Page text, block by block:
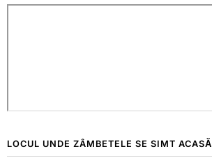
LOCUL UNDE ZÂMBETELE SE SIMT ACASĂ